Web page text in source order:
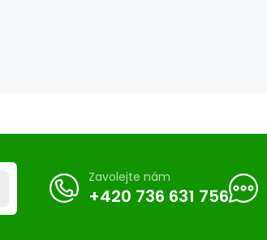
Zavolejte nám
+420 736 631 756